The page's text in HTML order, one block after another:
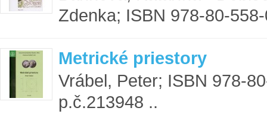
Zdenka; ISBN 978-80-
Metrické priestory
Vrábel, Peter; ISBN 978-
p.č.213948 ..